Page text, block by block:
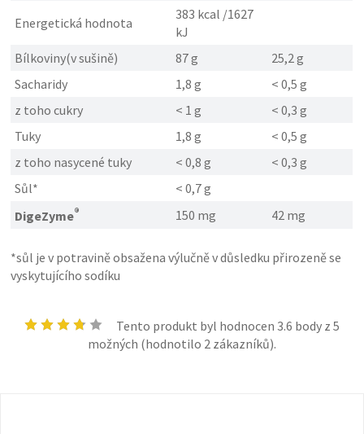
Energetická hodnota
383 kcal /1627
kJ
Bílkoviny(v sušině)
87 g
25,2 g
Sacharidy
1,8 g
< 0,5 g
z toho cukry
< 1 g
< 0,3 g
Tuky
1,8 g
< 0,5 g
z toho nasycené tuky
< 0,8 g
< 0,3 g
Sůl*
< 0,7 g
DigeZyme® 150 mg 42 mg
*sůl je v potravině obsažena výlučně v důsledku přirozeně se
vyskytujícího sodíku
Tento produkt byl hodnocen 3.6 body z 5
možných (hodnotilo 2 zákazníků).